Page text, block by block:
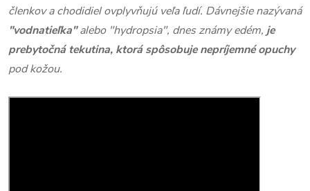
členkov a chodidiel ovplyvňujú veľa ľudí. Dávnejšie nazývaná
"vodnatieľka"alebo "hydropsia", dnes známy edém, je
prebytočná tekutina, ktorá spôsobuje nepríjemné opuchy
pod kožou.